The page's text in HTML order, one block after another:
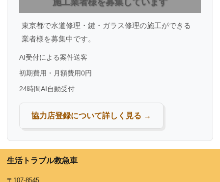
東京都で水道修理・鍵・ガラス修理の施工ができる
業者様を募集中です。
AI受付による案件送客
初期費用・月額費用0円
24時間AI自動受付
協力店登録について詳しく見る →
生活トラブル救急車
〒107-8545